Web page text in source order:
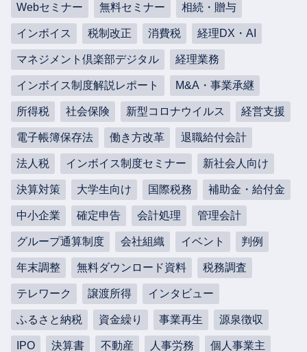
Webセミナー 無料セミナー 相続・贈与
インボイス 税制改正 消費税 経理DX・AI
マネジメント倶楽部デジタル 経理業務
インボイス制度解説レポート M&A・事業承継
所得税 社会保険 新型コロナウイルス 経営支援
電子帳簿保存法 働き方改革 退職給付会計
法人税 インボイス制度セミナー 新社会人向け
決算対策 大学生向け 国際税務 補助金・給付金
中小企業 確定申告 会計処理 管理会計
グループ通算制度 会社組織 イベント 判例
年末調整 無料ダウンロード資料 税務調査
テレワーク 譲渡所得 インタビュー
ふるさと納税 資金繰り 事業再生 源泉徴収
IPO 決算書 不動産 人事労務 個人事業主